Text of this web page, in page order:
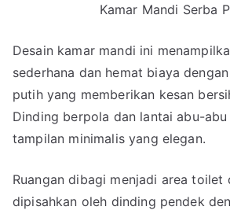
Kamar Mandi Serba
Desain kamar mandi ini
sederhana dan hemat biaya
putih yang memberikan kesan
Dinding berpola dan lantai abu-
tampilan minimalis yang elegan.
Ruangan dibagi menjadi area toilet
dipisahkan oleh dinding pendek